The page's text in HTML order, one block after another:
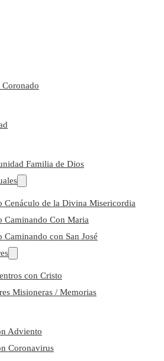
Familia de Dios
Cenáculo de la Divina Misericordia
Caminando Con Maria
Caminando con San José
con Cristo
Misioneras / Memorias
Adviento
Coronavirus